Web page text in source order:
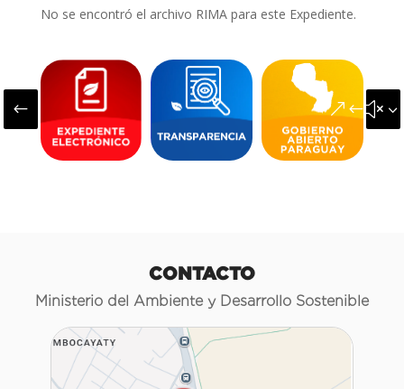
No se encontró el archivo RIMA para este Expediente.
#
CONTACTO
Ministerio del Ambiente y Desarrollo Sostenible